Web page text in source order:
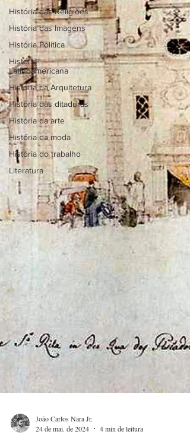
História das Religiões
História das Imagens
História Política
História
Latinoamericana
História da Arquitetura
História das ditaduras
História da arte
História da moda
História do trabalho
Literatura
João Carlos Nara Jr.